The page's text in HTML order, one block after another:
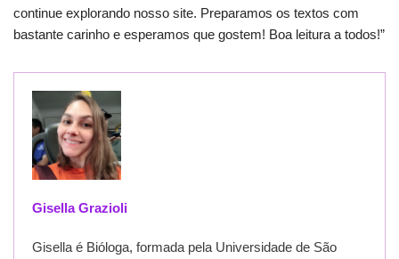
continue explorando nosso site. Preparamos os textos com
bastante carinho e esperamos que gostem! Boa leitura a todos!”
Gisella Grazioli
Gisella é Bióloga, formada pela Universidade de São